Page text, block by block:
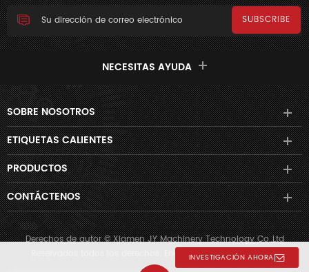
INVESTIGACIÓN AHORA
NECESITAS AYUDA
SOBRE NOSOTROS
ETIQUETAS CALIENTES
PRODUCTOS
CONTÁCTENOS
Derechos de autor © Xiamen JY Machinery Technology Co.,Ltd
Reservados todos los derechos. Energizado pordyyseo.com